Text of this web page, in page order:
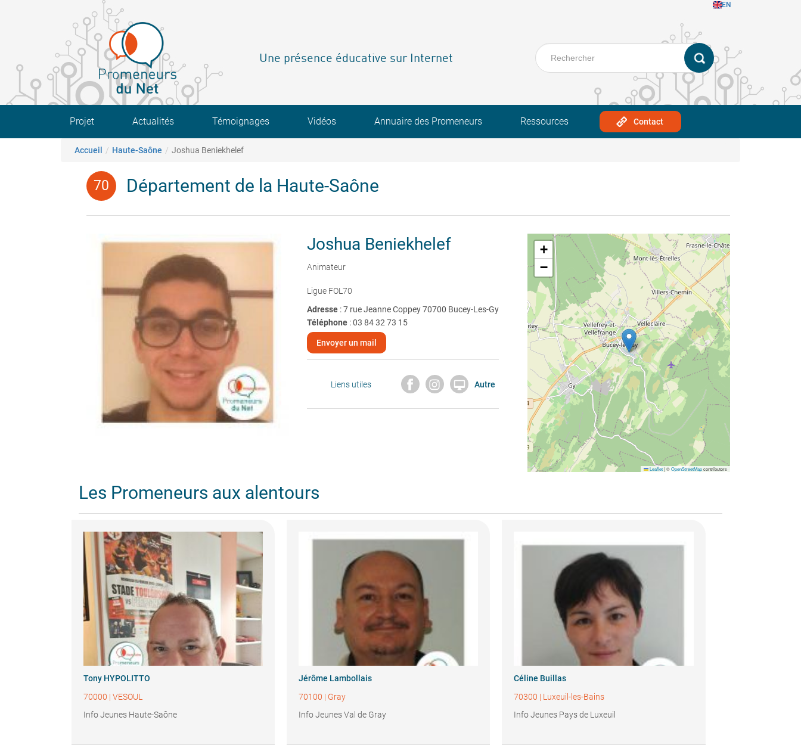
EN
Une présence éducative sur Internet
Main navigation
Projet Actualités Témoignages Vidéos Annuaire des Promeneurs Ressources Contact
Fil d'Ariane
Accueil Haute-Saône Joshua Beniekhelef
Département de la Haute-Saône
Joshua Beniekhelef
Animateur
Ligue FOL70
Adresse : 7 rue Jeanne Coppey 70700 Bucey-Les-Gy
Téléphone:03 84 32 73 15
Envoyer un mail
Liens utiles  Autre
+
−
Leaflet |©OpenStreetMapcontributors
Les Promeneurs aux alentours
Tony HYPOLITTO
70000 | VESOUL
Info Jeunes Haute-Saône
Jérôme Lambollais
70100 | Gray
Info Jeunes Val de Gray
Céline Buillas
70300 | Luxeuil-les-Bains
Info Jeunes Pays de Luxeuil